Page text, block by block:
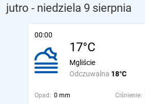
jutro - niedziela 9 sierpnia
00:00
17°C
Odczuwalna 18°C
Mgliście
Opad: 0 mm Ciśnienie: